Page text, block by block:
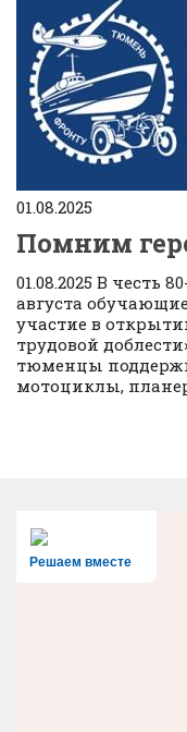
01.08.2025
Помним
01.08.2025 В честь
августа
участие в
трудовой
тюменцы
мотоциклы,
Решаем вместе